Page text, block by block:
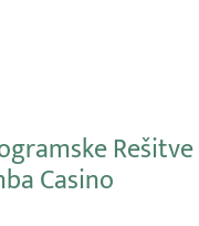
Rešitve
Casino